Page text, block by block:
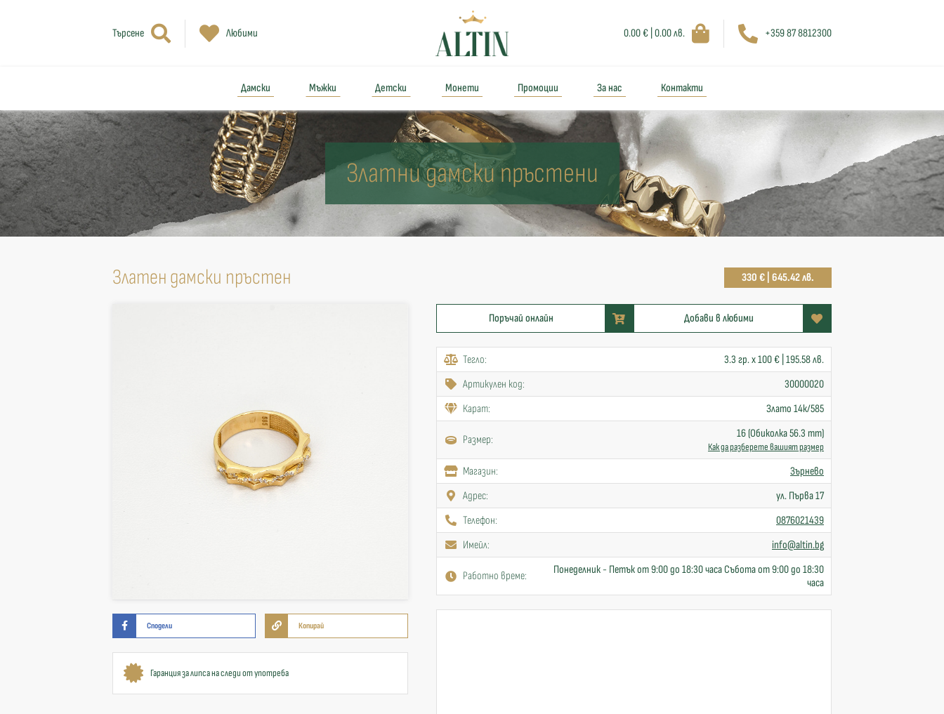
Търсене Любими 0.00 € | 0.00 лв. +359 87 8812300
Дамски Мъжки Детски Монети Промоции За нас Контакти
Златни дамски пръстени
Златен дамски пръстен 330 € | 645.42 лв.
Сподели Копирай
Гаранция за липса на следи от употреба
Поръчай онлайн Добави в любими
Тегло:
3.3 гр. x 100 € | 195.58 лв.
Артикулен код:
30000020
Карат:
Злато 14к/585
Размер: 16 (Обиколка 56.3 mm)
Как да разберете вашият размер
Mагазин:
Зърнево
Адрес:
ул. Първа 17
Телефон:
0876021439
Имейл:
info@altin.bg
Работно време:
Понеделник - Петък от 9:00 до 18:30 часа Събота от 9:00 до 18:30
часа